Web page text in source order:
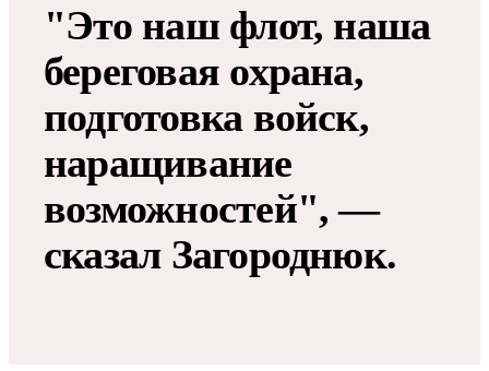
"Это наш флот, наша
береговая охрана,
подготовка войск,
наращивание
возможностей", —
сказал Загороднюк.